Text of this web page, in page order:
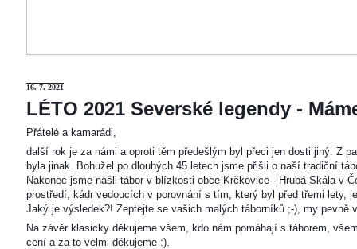
16. 7. 2021
LÉTO 2021 Severské legendy -
Přátelé a kamarádi,
další rok je za námi a oproti těm předešlým byl přeci jen dosti jiný. Z
byla jinak. Bohužel po dlouhých 45 letech jsme přišli o naší tradiční
Nakonec jsme našli tábor v blízkosti obce Krčkovice - Hrubá Skála v
prostředí, kádr vedoucích v porovnání s tím, který byl před třemi lety,
Jaký je výsledek?! Zeptejte se vašich malých táborníků ;-), my pevně
Na závěr klasicky děkujeme všem, kdo nám pomáhají s táborem,
cení a za to velmi děkujeme :).